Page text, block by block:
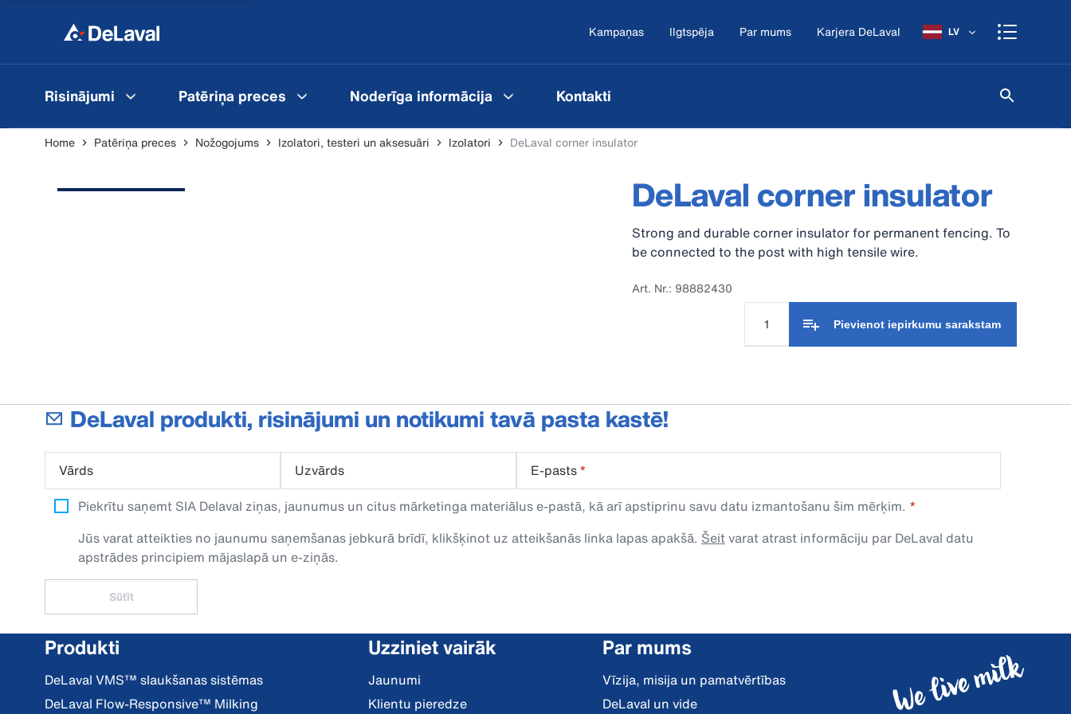
Kampaņas Ilgtspēja Par mums Karjera DeLaval LV
Risinājumi Patēriņa preces Noderīga informācija Kontakti
Home Patēriņa preces Nožogojums Izolatori, testeri un aksesuāri Izolatori DeLaval corner insulator
DeLaval corner insulator
Strong and durable corner insulator for permanent fencing. To
be connected to the post with high tensile wire.
Art. Nr.: 98882430
Pievienot iepirkumu sarakstam
DeLaval produkti, risinājumi un notikumi tavā pasta kastē!
Vārds Uzvārds E-pasts*
Piekrītu saņemt SIA Delaval ziņas, jaunumus un citus mārketinga materiālus e-pastā, kā arī apstiprinu savu datu izmantošanu šim mērķim.
Jūs varat atteikties no jaunumu saņemšanas jebkurā brīdī, klikšķinot uz atteikšanās linka lapas apakšā. Šeitvarat atrast informāciju par DeLaval datu
apstrādes principiem mājaslapā un e-ziņās.
Sūtīt
Produkti
DeLaval VMS™ slaukšanas sistēmas
DeLaval Flow-Responsive™ Milking
Uzziniet vairāk
Jaunumi
Klientu pieredze
Par mums
Vīzija, misija un pamatvērtības
DeLaval un vide